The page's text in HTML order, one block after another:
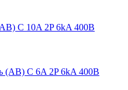
C 10A 2P 6kA 400В